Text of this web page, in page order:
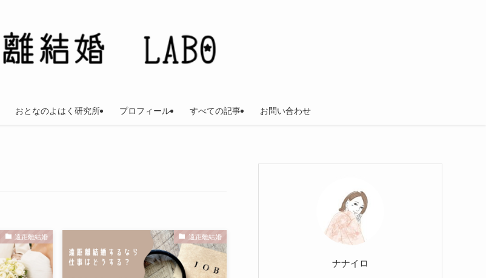
おとなのよはく研究所 プロフィール すべての記事 お問い合わせ
遠距離結婚 遠距離結婚
ナナイロ